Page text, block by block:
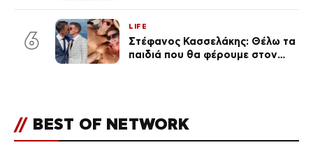
6
LIFE
Στέφανος Κασσελάκης: Θέλω τα
παιδιά που θα φέρουμε στον
// BEST OF NETWORK